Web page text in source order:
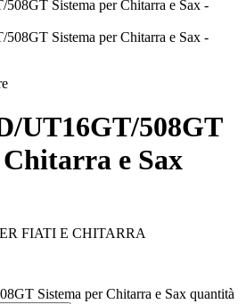
UT16GT/508GT
e Sax
FIATI E CHITARRA
Sistema per Chitarra e Sax quantità